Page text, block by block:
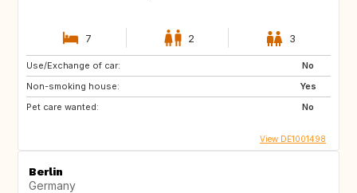
7 2 3
Use/Exchange of car:
No
Non-smoking house:
Yes
Pet care wanted:
No
View DE1001498
Berlin
Germany